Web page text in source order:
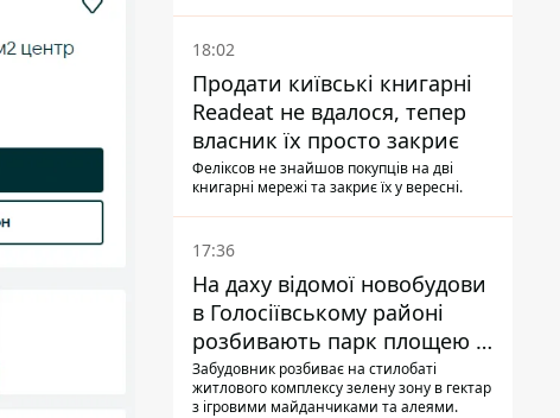
18:02
Продати київські книгарні
Readeat не вдалося, тепер
власник їх просто закриє
Феліксов не знайшов покупців на дві
книгарні мережі та закриє їх у вересні.
17:36
На даху відомої новобудови
в Голосіївському районі
розбивають парк площею в
гектар
Забудовник розбиває на стилобаті
житлового комплексу зелену зону в гектар
з ігровими майданчиками та алеями.